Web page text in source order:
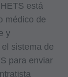
está
médico de
y
sistema de
para enviar